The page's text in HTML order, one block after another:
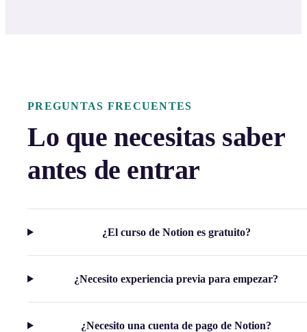
PREGUNTAS FRECUENTES
Lo que necesitas saber
antes de entrar
¿El curso de Notion es gratuito?
¿Necesito experiencia previa para empezar?
¿Necesito una cuenta de pago de Notion?